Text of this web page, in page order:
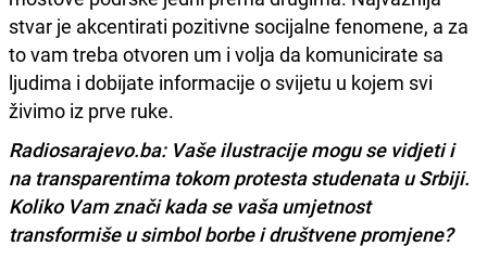
stvar je akcentirati pozitivne socijalne fenomene, a za
to vam treba otvoren um i volja da komunicirate sa
ljudima i dobijate informacije o svijetu u kojem svi
živimo iz prve ruke.
Radiosarajevo.ba: Vaše ilustracije mogu se vidjeti i
na transparentima tokom protesta studenata u Srbiji.
Koliko Vam znači kada se vaša umjetnost
transformiše u simbol borbe i društvene promjene?